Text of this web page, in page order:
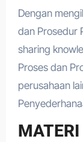
Dengan
dan Prosedur
sharing
Proses dan
perusahaan